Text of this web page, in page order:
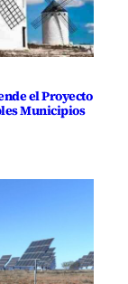
el Proyecto
Municipios